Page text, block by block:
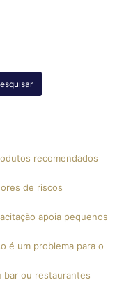
recomendados
de riscos
apoia pequenos
é um problema para o
ou restaurantes